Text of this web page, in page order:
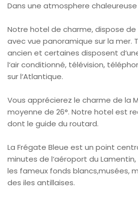
Dans une atmosphere
Notre hotel de charme, dispose
avec vue panoramique sur la
ancien et certaines disposent
l‘air conditionné, télévision,
sur l‘Atlantique.
Vous apprécierez le charme de la
moyenne de 26°. Notre hotel est
dont le guide du routard.
La Frégate Bleue est un point
minutes de l‘aéroport du
les fameux fonds blancs,musées,
des iles antillaises.